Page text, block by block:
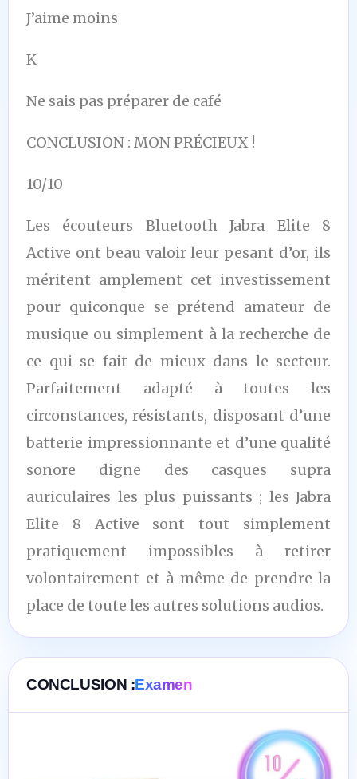
J’aime moins
K
Ne sais pas préparer de café
CONCLUSION : MON PRÉCIEUX !
10/10
Les écouteurs Bluetooth Jabra Elite 8
Active ont beau valoir leur pesant d’or, ils
méritent amplement cet investissement
pour quiconque se prétend amateur de
musique ou simplement à la recherche de
ce qui se fait de mieux dans le secteur.
Parfaitement adapté à toutes les
circonstances, résistants, disposant d’une
batterie impressionnante et d’une qualité
sonore digne des casques supra
auriculaires les plus puissants ; les Jabra
Elite 8 Active sont tout simplement
pratiquement impossibles à retirer
volontairement et à même de prendre la
place de toute les autres solutions audios.
CONCLUSION :Examen